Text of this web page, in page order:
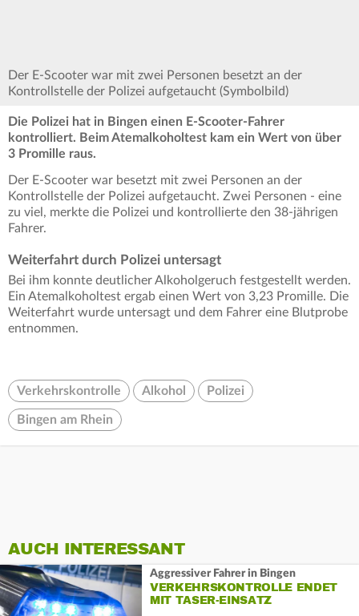
Der E-Scooter war mit zwei Personen besetzt an der
Kontrollstelle der Polizei aufgetaucht (Symbolbild)
Die Polizei hat in Bingen einen E-Scooter-Fahrer
kontrolliert. Beim Atemalkoholtest kam ein Wert von über
3 Promille raus.
Der E-Scooter war besetzt mit zwei Personen an der
Kontrollstelle der Polizei aufgetaucht. Zwei Personen - eine
zu viel, merkte die Polizei und kontrollierte den 38-jährigen
Fahrer.
Weiterfahrt durch Polizei untersagt
Bei ihm konnte deutlicher Alkoholgeruch festgestellt werden.
Ein Atemalkoholtest ergab einen Wert von 3,23 Promille. Die
Weiterfahrt wurde untersagt und dem Fahrer eine Blutprobe
entnommen.
Verkehrskontrolle Alkohol Polizei
Bingen am Rhein
AUCH INTERESSANT
Aggressiver Fahrer in Bingen
VERKEHRSKONTROLLE ENDET
MIT TASER-EINSATZ